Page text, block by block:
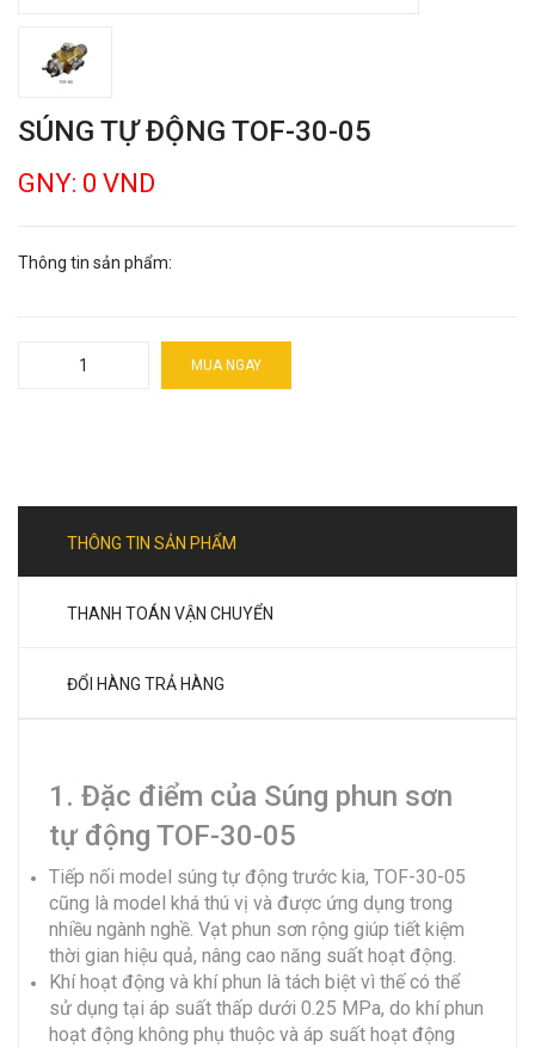
SÚNG TỰ ĐỘNG TOF-30-05
GNY: 0 VND
Thông tin sản phẩm:
MUA NGAY
THÔNG TIN SẢN PHẨM
THANH TOÁN VẬN CHUYỂN
ĐỔI HÀNG TRẢ HÀNG
1. Đặc điểm của Súng phun sơn
tự động TOF-30-05
Tiếp nối model súng tự động trước kia, TOF-30-05
cũng là model khá thú vị và được ứng dụng trong
nhiều ngành nghề. Vạt phun sơn rộng giúp tiết kiệm
thời gian hiệu quả, nâng cao năng suất hoạt động.
Khí hoạt động và khí phun là tách biệt vì thế có thể
sử dụng tại áp suất thấp dưới 0.25 MPa, do khí phun
hoạt động không phụ thuộc và áp suất hoạt động